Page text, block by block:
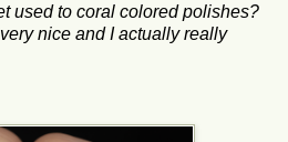
used to coral colored polishes?
nice and I actually really